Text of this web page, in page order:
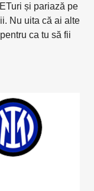
și pariază pe
Nu uita că ai alte
ca tu să fii